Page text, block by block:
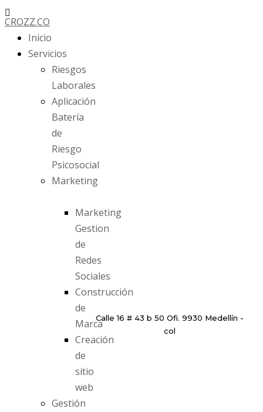
Ir
al
contenido
CROZZ.CO
Inicio
Servicios
Riesgos
Laborales
Aplicación
Batería
de
Riesgo
Psicosocial
Marketing
Marketing
Gestion
de
Redes
Sociales
Construcción
de
Marca
Creación
de
sitio
web
Gestión
Calle 16 # 43 b 50 Ofi. 9930 Medellín -
col